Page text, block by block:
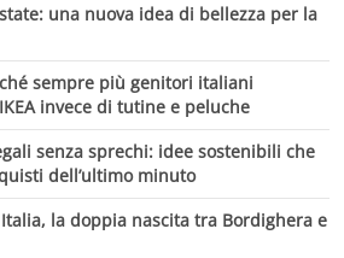
una nuova idea di bellezza per la
sempre più genitori italiani
invece di tutine e peluche
senza sprechi: idee sostenibili che
dell’ultimo minuto
la doppia nascita tra Bordighera e